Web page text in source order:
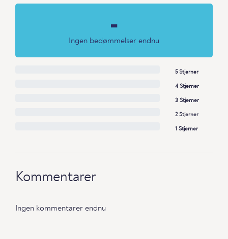
-
Ingen bedømmelser endnu
5 Stjerner
4 Stjerner
3 Stjerner
2 Stjerner
1 Stjerner
Kommentarer
Ingen kommentarer endnu